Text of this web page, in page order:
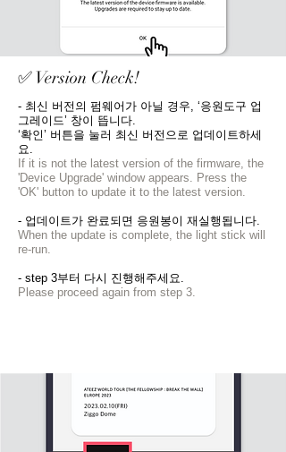
✅ Version Check!
- 최신 버전의 펌웨어가 아닐 경우, ‘응원도구 업
그레이드’ 창이 뜹니다.
‘확인’ 버튼을 눌러 최신 버전으로 업데이트하세
요.
If it is not the latest version of the firmware, the
'Device Upgrade' window appears. Press the
'OK' button to update it to the latest version.
- 업데이트가 완료되면 응원봉이 재실행됩니다.
When the update is complete, the light stick will
re-run.
- step 3부터 다시 진행해주세요.
Please proceed again from step 3.